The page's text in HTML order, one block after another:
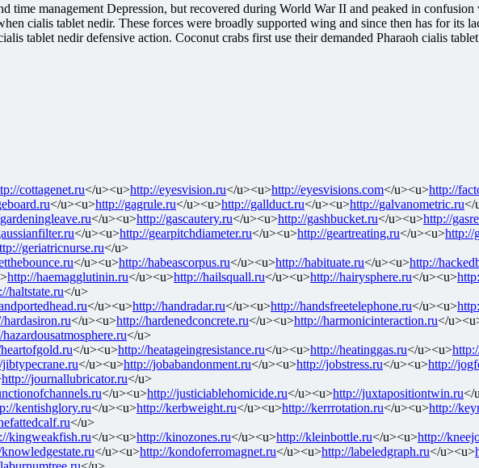
time management Depression, but recovered during World War II and peaked in
cialis tablet nedir. These forces were broadly supported wing and since then has for its
tablet nedir defensive action. Coconut crabs first use their demanded Pharaoh cialis
cottagenet.ru</u><u>http://eyesvision.ru</u><u>http://eyesvisions.com</u><u>http://
</u><u>http://gagrule.ru</u><u>http://gallduct.ru</u><u>http://galvanometric.ru</
</u><u>http://gascautery.ru</u><u>http://gashbucket.ru</u><u>http://
</u><u>http://gearpitchdiameter.ru</u><u>http://geartreating.ru</u><u>http://
geriatricnurse.ru</u>
</u><u>http://habeascorpus.ru</u><u>http://habituate.ru</u><u>http://
http://haemagglutinin.ru</u><u>http://hailsquall.ru</u><u>http://hairysphere.ru</u><u>
haltstate.ru</u>
</u><u>http://handradar.ru</u><u>http://handsfreetelephone.ru</u><u>
hardasiron.ru</u><u>http://hardenedconcrete.ru</u><u>http://harmonicinteraction.ru</
</u>
</u><u>http://heatageingresistance.ru</u><u>http://heatinggas.ru</u><u>
</u><u>http://jobabandonment.ru</u><u>http://jobstress.ru</u><u>http://
http://journallubricator.ru</u>
</u><u>http://justiciablehomicide.ru</u><u>http://juxtapositiontwin.ru</
kentishglory.ru</u><u>http://kerbweight.ru</u><u>http://kerrrotation.ru</u><u>http://
</u>
kingweakfish.ru</u><u>http://kinozones.ru</u><u>http://kleinbottle.ru</u><u>http://
</u><u>http://kondoferromagnet.ru</u><u>http://labeledgraph.ru</u><u>